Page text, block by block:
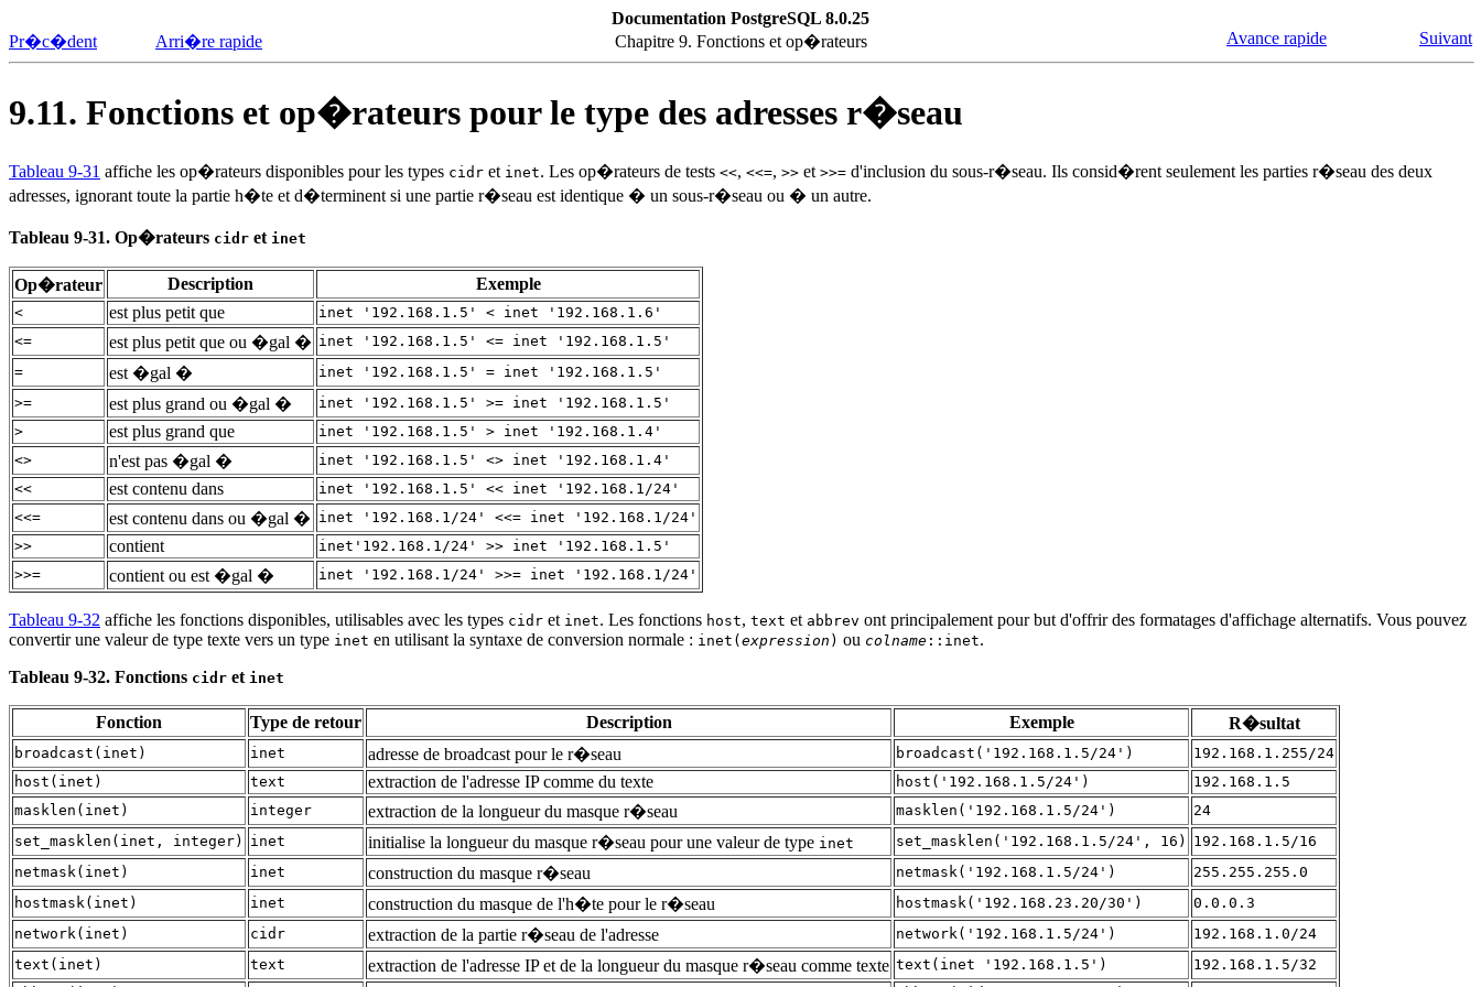
Documentation PostgreSQL 8.0.25
Pr�c�dent
Arri�re rapide Chapitre 9. Fonctions et op�rateurs Avance rapide Suivant
9.11. Fonctions et op�rateurs pour le type des adresses r�seau
Tableau 9-31 affiche les op�rateurs disponibles pour les types cidr et inet. Les op�rateurs de tests <<, <<=, >> et >>= d'inclusion du sous-r�seau. Ils consid�rent seulement les parties r�seau des deux
adresses, ignorant toute la partie h�te et d�terminent si une partie r�seau est identique � un sous-r�seau ou � un autre.
Tableau 9-31. Op�rateurs cidr et inet
Op�rateur Description Exemple
< est plus petit que
inet '192.168.1.5' < inet '192.168.1.6'
<=
est plus petit que ou �gal � inet '192.168.1.5' <= inet '192.168.1.5'
=
est �gal �
inet '192.168.1.5' = inet '192.168.1.5'
>=
est plus grand ou �gal �
inet '192.168.1.5' >= inet '192.168.1.5'
>
est plus grand que
inet '192.168.1.5' > inet '192.168.1.4'
<>
n'est pas �gal �
inet '192.168.1.5' <> inet '192.168.1.4'
<<
est contenu dans
inet '192.168.1.5' << inet '192.168.1/24'
<<=
est contenu dans ou �gal � inet '192.168.1/24' <<= inet '192.168.1/24'
>>
contient
inet'192.168.1/24' >> inet '192.168.1.5'
>>=
contient ou est �gal � inet '192.168.1/24' >>= inet '192.168.1/24'
Tableau 9-32 affiche les fonctions disponibles, utilisables avec les types cidr et inet. Les fonctions host, text et abbrev ont principalement pour but d'offrir des formatages d'affichage alternatifs. Vous pouvez
convertir une valeur de type texte vers un type inet en utilisant la syntaxe de conversion normale : inet( expression ) ou colname ::inet.
Tableau 9-32. Fonctions cidr et inet
Fonction Type de retour Description Exemple R�sultat
broadcast ( inet ) inet adresse de broadcast pour le r�seau broadcast('192.168.1.5/24')
192.168.1.255/24
host ( inet ) text extraction de l'adresse IP comme du texte host('192.168.1.5/24')
192.168.1.5
masklen ( inet ) integer extraction de la longueur du masque r�seau masklen('192.168.1.5/24')
24
set_masklen ( inet , integer) inet initialise la longueur du masque r�seau pour une valeur de type inet set_masklen('192.168.1.5/24', 16)
192.168.1.5/16
netmask ( inet ) inet construction du masque r�seau netmask('192.168.1.5/24')
255.255.255.0
hostmask ( inet ) inet construction du masque de l'h�te pour le r�seau hostmask('192.168.23.20/30')
0.0.0.3
network ( inet ) cidr extraction de la partie r�seau de l'adresse network('192.168.1.5/24')
192.168.1.0/24
text ( inet ) text extraction de l'adresse IP et de la longueur du masque r�seau comme texte text(inet '192.168.1.5')
192.168.1.5/32